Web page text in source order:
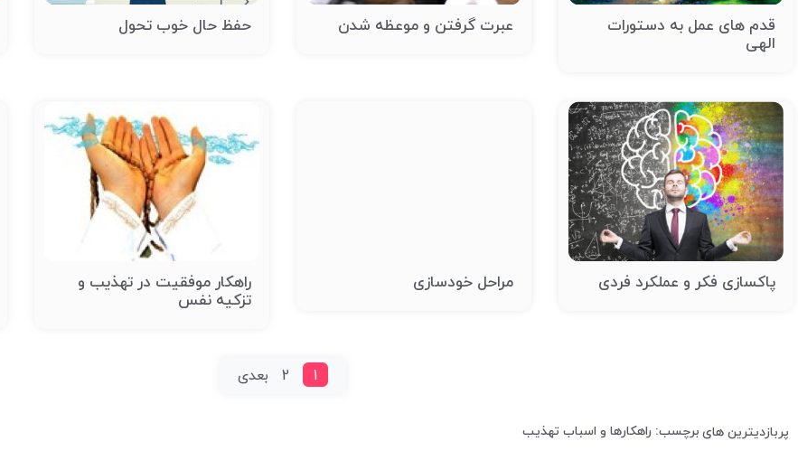
قدم های عمل به دستورات
الهی
عبرت گرفتن و موعظه شدن حفظ حال خوب تحول
پاکسازی فکر و عملکرد فردی مراحل خودسازی
راهکار موفقیت در تهذیب و
تزکیه نفس
1
2 بعدی
پربازدیترین های برچسب: راهکارها و اسباب تهذیب